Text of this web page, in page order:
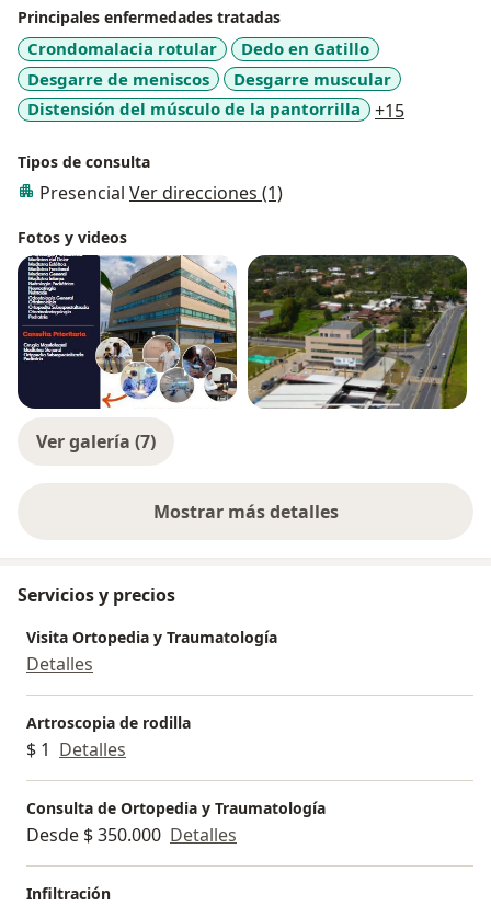
Principales enfermedades tratadas
Crondomalacia rotular
Dedo en Gatillo
Desgarre de meniscos
Desgarre muscular
Distensión del músculo de la pantorrilla
+15
Tipos de consulta
Presencial Ver direcciones (1)
Fotos y videos
Ver galería (7)
Mostrar más detalles
sobre la experiencia
Servicios y precios
Visita Ortopedia y Traumatología
Detalles
Artroscopia de rodilla
$ 1 Detalles
Consulta de Ortopedia y Traumatología
Desde $ 350.000 Detalles
Infiltración